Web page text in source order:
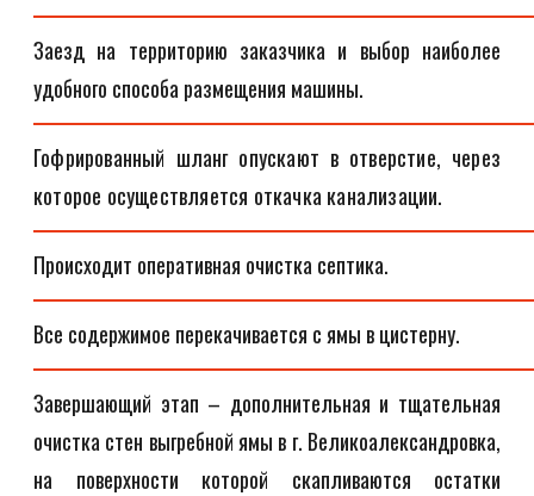
Заезд на территорию заказчика и выбор наиболее
удобного способа размещения машины.
Гофрированный шланг опускают в отверстие, через
которое осуществляется откачка канализации.
Происходит оперативная очистка септика.
Все содержимое перекачивается с ямы в цистерну.
Завершающий этап – дополнительная и тщательная
очистка стен выгребной ямы в г. Великоалександровка,
на поверхности которой скапливаются остатки